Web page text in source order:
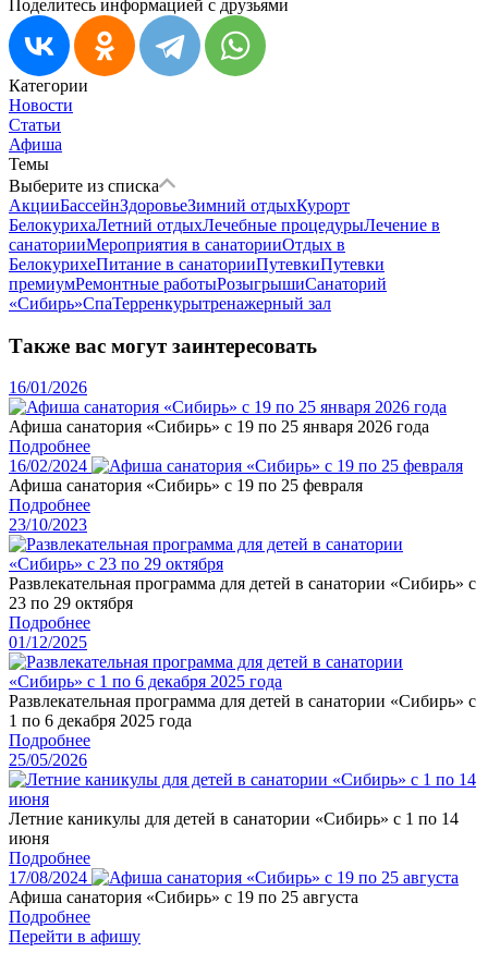
Поделитесь информацией с друзьями
Категории
Новости
Статьи
Афиша
Темы
Выберите из списка
АкцииБассейнЗдоровьеЗимний отдыхКурорт
БелокурихаЛетний отдыхЛечебные процедурыЛечение в
санаторииМероприятия в санаторииОтдых в
БелокурихеПитание в санаторииПутевкиПутевки
премиумРемонтные работыРозыгрышиСанаторий
«Сибирь»СпаТерренкурытренажерный зал
Также вас могут заинтересовать
16/01/2026
Афиша санатория «Сибирь» с 19 по 25 января 2026 года
Подробнее
16/02/2024
Афиша санатория «Сибирь» с 19 по 25 февраля
Подробнее
23/10/2023
Развлекательная программа для детей в санатории «Сибирь» с
23 по 29 октября
Подробнее
01/12/2025
Развлекательная программа для детей в санатории «Сибирь» с
1 по 6 декабря 2025 года
Подробнее
25/05/2026
Летние каникулы для детей в санатории «Сибирь» с 1 по 14
июня
Подробнее
17/08/2024
Афиша санатория «Сибирь» с 19 по 25 августа
Подробнее
Перейти в афишу